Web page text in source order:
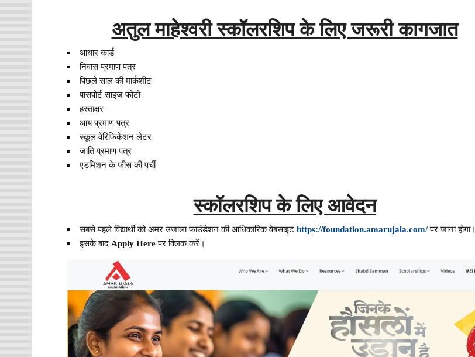
अतुल माहेश्वरी स्कॉलरशिप के लिए जरूरी कागजात
आधार कार्ड
निवास प्रमाण पत्र
पिछले साल की मार्कशीट
पासपोर्ट साइज फोटो
हस्ताक्षर
आय प्रमाण पत्र
स्कूल वेरिफिकेशन लेटर
जाति प्रमाण पत्र
एडमिशन के फीस की पर्ची
स्कॉलरशिप के लिए आवेदन
सबसे पहले विद्यार्थी को अमर उजाला फाउंडेशन की आधिकारिक वेबसाइट https://foundation.amarujala.com/पर जाना होगा।
इसके बाद Apply Hereपर क्लिक करें।